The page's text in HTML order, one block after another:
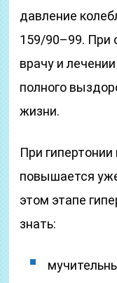
давление
159/90–99. При
врачу и
полного
жизни.
При гипертонии
повышается
этом этапе
знать: